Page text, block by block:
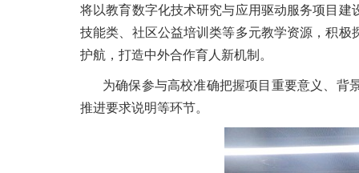
将以教育数字化技术研究与应用驱动服务项目
技能类、社区公益培训类等多元教学资源，积
护航，打造中外合作育人新机制。
为确保参与高校准确把握项目重要意义、背
推进要求说明等环节。